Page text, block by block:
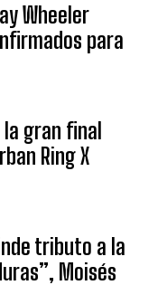
Wheeler
para
gran final
Ring X
tributo a la
Moisés